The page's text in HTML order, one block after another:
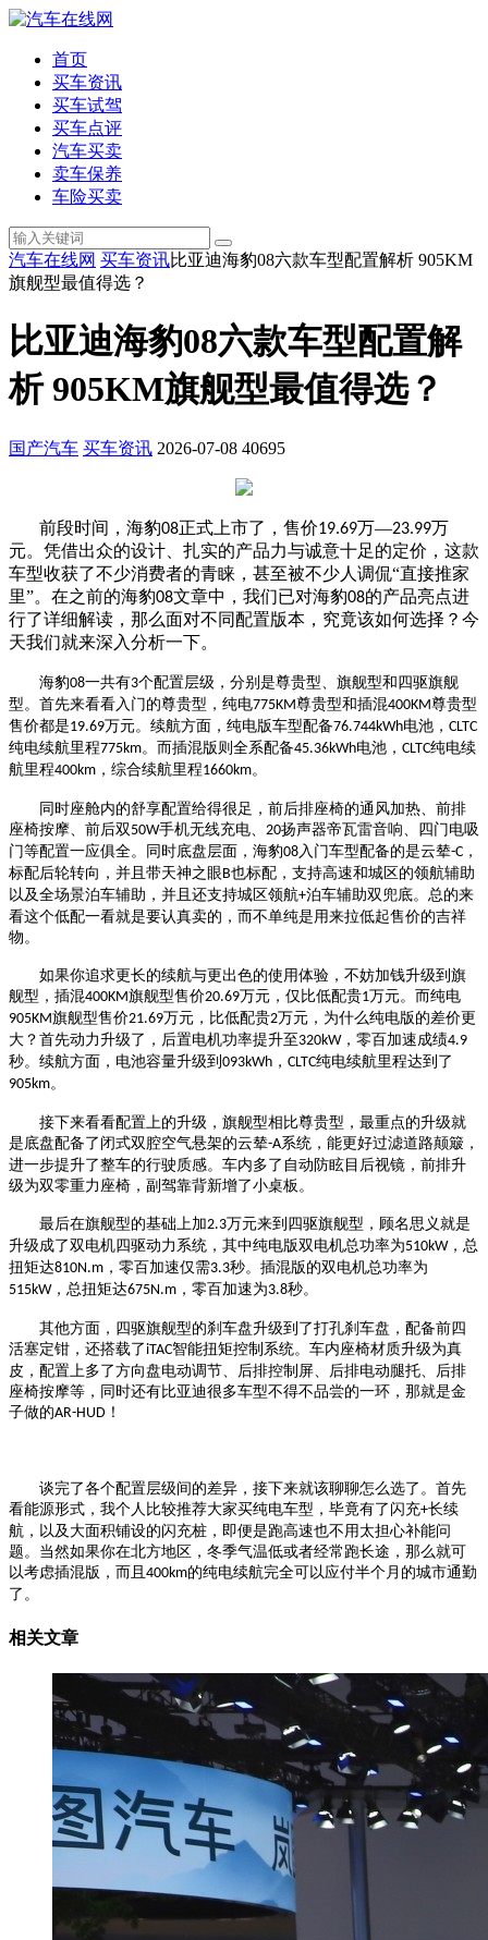
首页
买车资讯
买车试驾
买车点评
汽车买卖
卖车保养
车险买卖
汽车在线网 买车资讯比亚迪海豹08六款车型配置解析 905KM
旗舰型最值得选？
比亚迪海豹08六款车型配置解
析 905KM旗舰型最值得选？
国产汽车 买车资讯 2026-07-08 40695
前段时间，海豹08正式上市了，售价19.69万—23.99万
元。凭借出众的设计、扎实的产品力与诚意十足的定价，这款
车型收获了不少消费者的青睐，甚至被不少人调侃“直接推家
里”。在之前的海豹08文章中，我们已对海豹08的产品亮点进
行了详细解读，那么面对不同配置版本，究竟该如何选择？今
天我们就来深入分析一下。
海豹08一共有3个配置层级，分别是尊贵型、旗舰型和四驱旗舰
型。首先来看看入门的尊贵型，纯电775KM尊贵型和插混400KM尊贵型
售价都是19.69万元。续航方面，纯电版车型配备76.744kWh电池， CLTC
纯电续航里程775km。而插混版则全系配备45.36kWh电池， CLTC纯电续
航里程400km ，综合续航里程1660km。
同时座舱内的舒享配置给得很足，前后排座椅的通风加热、前排
座椅按摩、前后双 50W手机无线充电、 20扬声器帝瓦雷音响、四门电吸
门等配置一应俱全。同时底盘层面，海豹08 入门车型配备的是云辇-C ，
标配后轮转向，并且带天神之眼 B也标配，支持高速和城区的领航辅助
以及全场景泊车辅助，并且还支持城区领航+泊车辅助双兜底。总的来
看这个低配一看就是要认真卖的，而不单纯是用来拉低起售价的吉祥
物。
如果你追求更长的续航与更出色的使用体验，不妨加钱升级到旗
舰型，插混400KM旗舰型售价20.69万元，仅比低配贵1万元。而纯电
905KM旗舰型售价21.69万元，比低配贵2万元，为什么纯电版的差价更
大？首先动力升级了，后置电机功率提升至 320kW，零百加速成绩4.9
秒。续航方面，电池容量升级到 093kWh ， CLTC纯电续航里程达到了
905km。
接下来看看配置上的升级，旗舰型相比尊贵型，最重点的升级就
是底盘配备了闭式双腔空气悬架的云辇-A系统，能更好过滤道路颠簸，
进一步提升了整车的行驶质感。车内多了自动防眩目后视镜，前排升
级为双零重力座椅，副驾靠背新增了小桌板。
最后在旗舰型的基础上加2.3万元来到四驱旗舰型，顾名思义就是
升级成了双电机四驱动力系统，其中纯电版双电机总功率为510kW，总
扭矩达810N.m ，零百加速仅需3.3秒。插混版的双电机总功率为
515kW，总扭矩达675N.m ，零百加速为3.8秒。
其他方面，四驱旗舰型的刹车盘升级到了打孔刹车盘，配备前四
活塞定钳，还搭载了 iTAC智能扭矩控制系统。车内座椅材质升级为真
皮，配置上多了方向盘电动调节、后排控制屏、后排电动腿托、后排
座椅按摩等，同时还有比亚迪很多车型不得不品尝的一环，那就是金
子做的AR-HUD ！
谈完了各个配置层级间的差异，接下来就该聊聊怎么选了。首先
看能源形式，我个人比较推荐大家买纯电车型，毕竟有了闪充+长续
航，以及大面积铺设的闪充桩，即便是跑高速也不用太担心补能问
题。当然如果你在北方地区，冬季气温低或者经常跑长途，那么就可
以考虑插混版，而且 400km的纯电续航完全可以应付半个月的城市通勤
了。
相关文章